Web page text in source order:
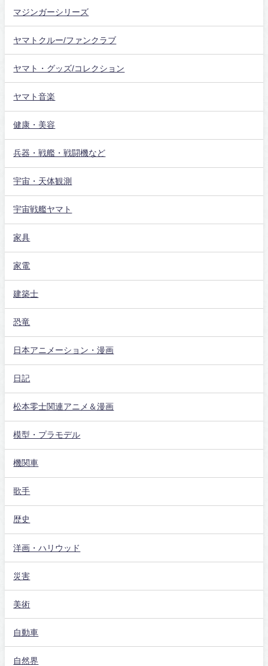
マジンガーシリーズ
ヤマトクルー/ファンクラブ
ヤマト・グッズ/コレクション
ヤマト音楽
健康・美容
兵器・戦艦・戦闘機など
宇宙・天体観測
宇宙戦艦ヤマト
家具
家電
建築士
恐竜
日本アニメーション・漫画
日記
松本零士関連アニメ＆漫画
模型・プラモデル
機関車
歌手
歴史
洋画・ハリウッド
災害
美術
自動車
自然界